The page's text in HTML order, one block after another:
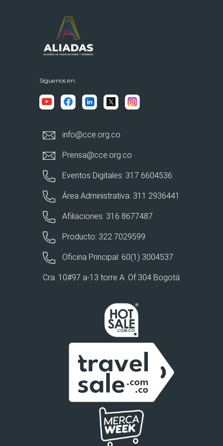
Síguenos en:
info@cce.org.co
Prensa@cce.org.co
Eventos Digitales: 317 6604536
Área Administrativa: 311 2936441
Afiliaciones: 316 8677487
Producto: 322 7029599
Oficina Principal: 60(1) 3004537
Cra. 10#97 a-13 torre A. Of 304 Bogotá